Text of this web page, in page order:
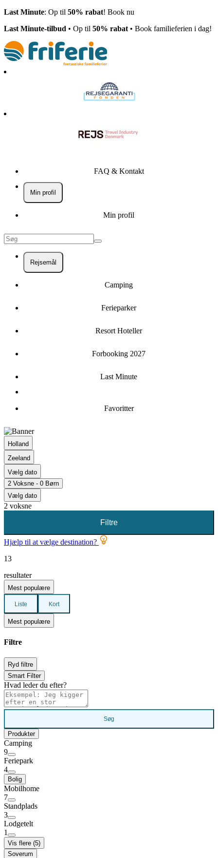
Last Minute: Op til 50% rabat! Book nu
Last Minute-tilbud • Op til 50% rabat • Book familieferien i dag!
FAQ & Kontakt
Min profil
Min profil
Rejsemål
Camping
Ferieparker
Resort Hoteller
Forbooking 2027
Last Minute
Favoritter
Holland
Zeeland
Vælg dato
2 Voksne - 0 Børn
Vælg dato
2 voksne
Filtre
Hjælp til at vælge destination?
13
resultater
Mest populære
Liste Kort
Mest populære
Filtre
Ryd filtre
Smart Filter
Hvad leder du efter?
Søg
Produkter
Camping
9
Feriepark
4
Bolig
Mobilhome
7
Standplads
3
Lodgetelt
1
Vis flere (5)
Soverum